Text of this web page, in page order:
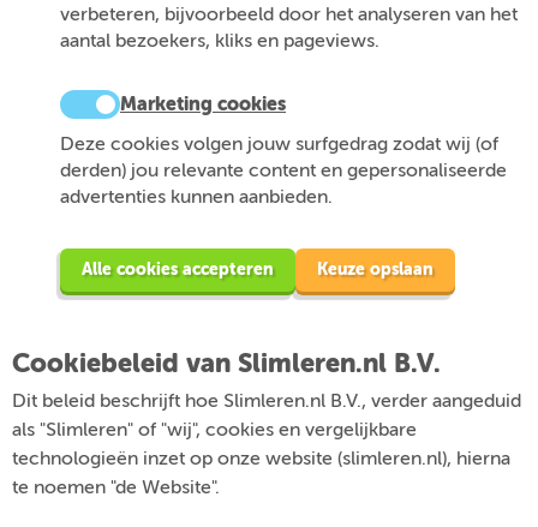
verbeteren, bijvoorbeeld door het analyseren van het
aantal bezoekers, kliks en pageviews.
Marketing cookies
Deze cookies volgen jouw surfgedrag zodat wij (of
derden) jou relevante content en gepersonaliseerde
advertenties kunnen aanbieden.
Alle cookies accepteren Keuze opslaan
Cookiebeleid van Slimleren.nl B.V.
Dit beleid beschrijft hoe Slimleren.nl B.V., verder aangeduid
als "Slimleren" of "wij", cookies en vergelijkbare
technologieën inzet op onze website (slimleren.nl), hierna
te noemen "de Website".